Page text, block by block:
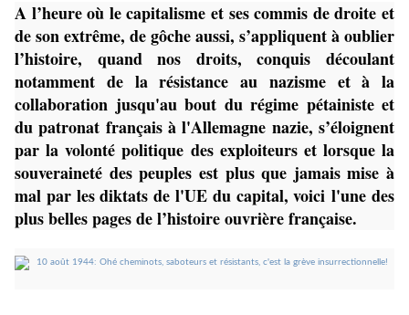
A l’heure où le capitalisme et ses commis de droite et
de son extrême, de gôche aussi, s’appliquent à oublier
l’histoire, quand nos droits, conquis découlant
notamment de la résistance au nazisme et à la
collaboration jusqu'au bout du régime pétainiste et
du patronat français à l'Allemagne nazie, s’éloignent
par la volonté politique des exploiteurs et lorsque la
souveraineté des peuples est plus que jamais mise à
mal par les diktats de l'UE du capital, voici l'une des
plus belles pages de l’histoire ouvrière française.